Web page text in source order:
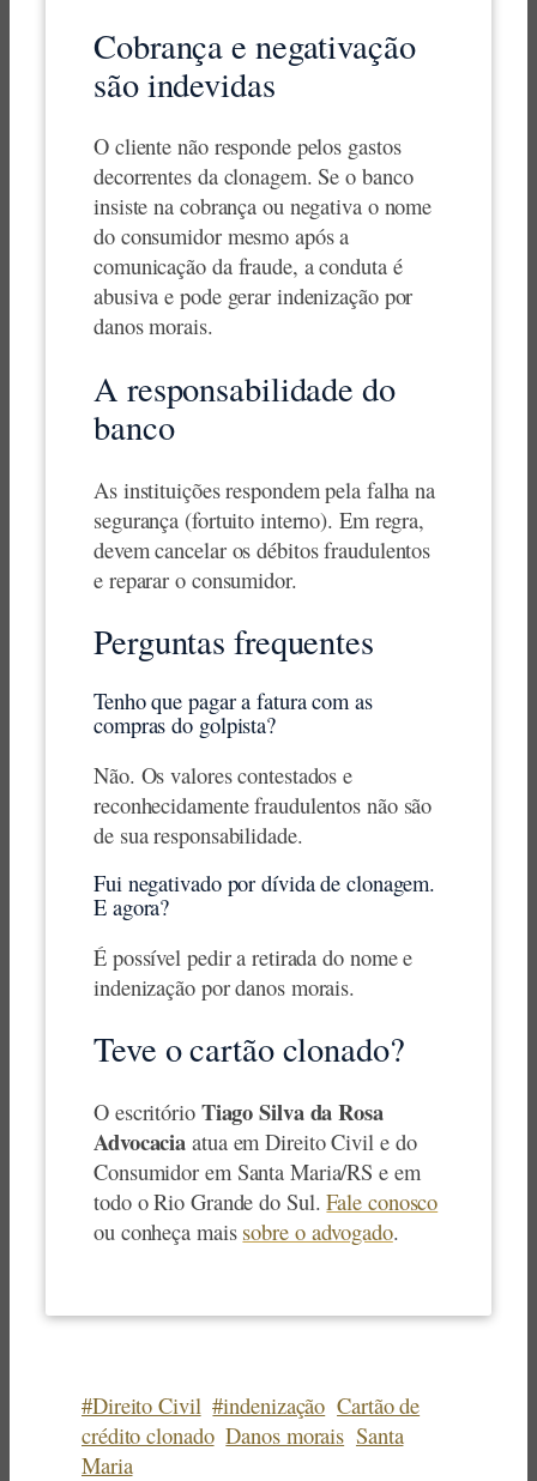
Cobrança e negativação
são indevidas
O cliente não responde pelos gastos
decorrentes da clonagem. Se o banco
insiste na cobrança ou negativa o nome
do consumidor mesmo após a
comunicação da fraude, a conduta é
abusiva e pode gerar indenização por
danos morais.
A responsabilidade do
banco
As instituições respondem pela falha na
segurança (fortuito interno). Em regra,
devem cancelar os débitos fraudulentos
e reparar o consumidor.
Perguntas frequentes
Tenho que pagar a fatura com as
compras do golpista?
Não. Os valores contestados e
reconhecidamente fraudulentos não são
de sua responsabilidade.
Fui negativado por dívida de clonagem.
E agora?
É possível pedir a retirada do nome e
indenização por danos morais.
Teve o cartão clonado?
O escritório Tiago Silva da Rosa
Advocacia atua em Direito Civil e do
Consumidor em Santa Maria/RS e em
todo o Rio Grande do Sul.Fale conosco
ou conheça mais sobre o advogado.
#Direito Civil #indenização Cartão de
crédito clonado Danos morais Santa
Maria